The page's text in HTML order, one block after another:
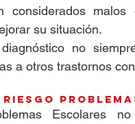
considerados
su situación.
no
a otros trastornos
Escolares